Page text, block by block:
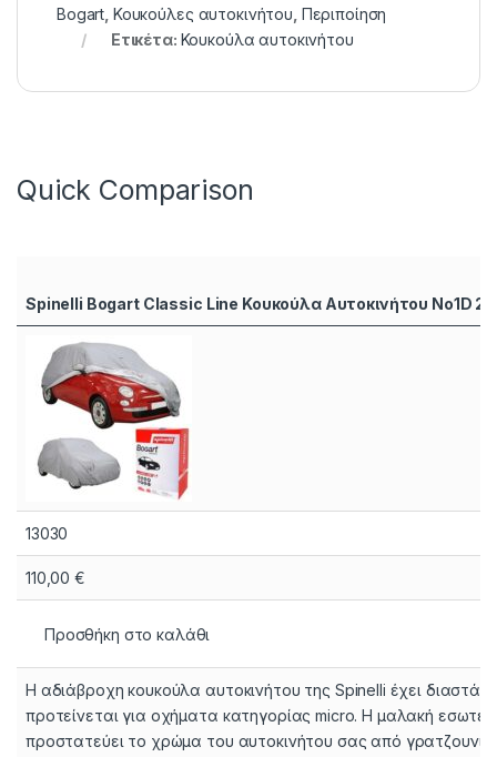
Bogart Κουκούλες αυτοκινήτου Περιποίηση
Ετικέτα: Κουκούλα αυτοκινήτου
Quick Comparison
Spinelli Bogart Classic Line Κουκούλα Αυτοκινήτου No1D
13030
110,00€
Προσθήκη στο καλάθι
Η αδιάβροχη κουκούλα αυτοκινήτου της Spinelli έχει
προτείνεται για οχήματα κατηγορίας micro. Η μαλακή
προστατεύει το χρώμα του αυτοκινήτου σας από